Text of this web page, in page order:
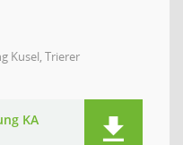
Kusel, Trierer
KA